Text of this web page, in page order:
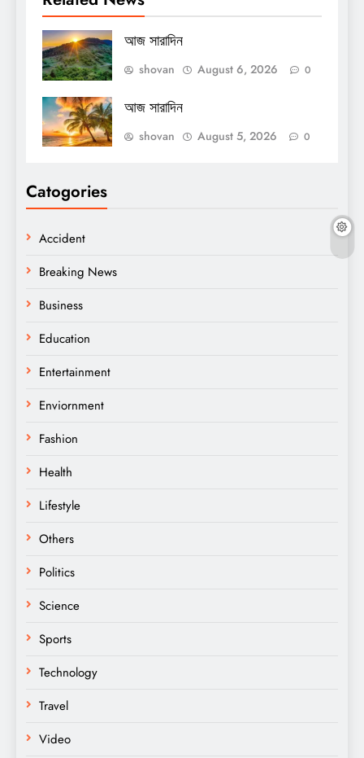
আজ সারাদিন
shovan August 6, 2026 0
আজ সারাদিন
shovan August 5, 2026 0
Catogories
Accident
Breaking News
Business
Education
Entertainment
Enviornment
Fashion
Health
Lifestyle
Others
Politics
Science
Sports
Technology
Travel
Video